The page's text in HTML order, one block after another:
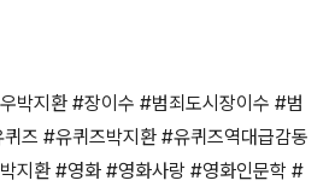
박지환 #장이수 #범죄도시장이수 #범
퀴즈 #유퀴즈박지환 #유퀴즈역대급감동
지환 #영화 #영화사랑 #영화인문학 #